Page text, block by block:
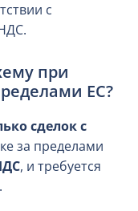
с
при
ЕС?
сделок с
за пределами
, и требуется